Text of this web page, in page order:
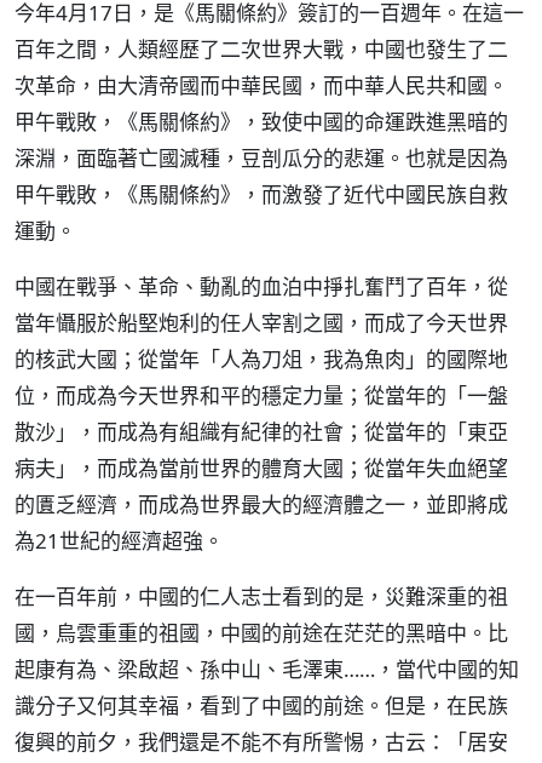
今年4月17日，是《馬關條約》簽訂的一百週年。在這一
百年之間，人類經歷了二次世界大戰，中國也發生了二
次革命，由大清帝國而中華民國，而中華人民共和國。
甲午戰敗，《馬關條約》，致使中國的命運跌進黑暗的
深淵，面臨著亡國滅種，豆剖瓜分的悲運。也就是因為
甲午戰敗，《馬關條約》，而激發了近代中國民族自救
運動。
中國在戰爭、革命、動亂的血泊中掙扎奮鬥了百年，從
當年懾服於船堅炮利的任人宰割之國，而成了今天世界
的核武大國；從當年「人為刀俎，我為魚肉」的國際地
位，而成為今天世界和平的穩定力量；從當年的「一盤
散沙」，而成為有組織有紀律的社會；從當年的「東亞
病夫」，而成為當前世界的體育大國；從當年失血絕望
的匱乏經濟，而成為世界最大的經濟體之一，並即將成
為21世紀的經濟超強。
在一百年前，中國的仁人志士看到的是，災難深重的祖
國，烏雲重重的祖國，中國的前途在茫茫的黑暗中。比
起康有為、梁啟超、孫中山、毛澤東……，當代中國的知
識分子又何其幸福，看到了中國的前途。但是，在民族
復興的前夕，我們還是不能不有所警惕，古云：「居安